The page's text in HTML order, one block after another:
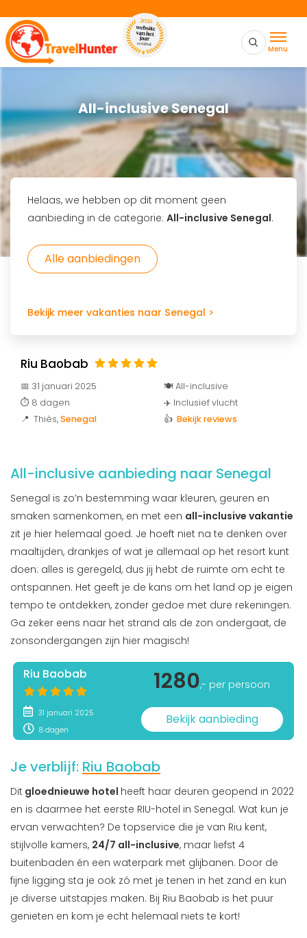
Menu
All-inclusive Senegal
Helaas, we hebben op dit moment geen
aanbieding in de categorie: All-inclusive Senegal.
Alle aanbiedingen
Bekijk meer vakanties naar Senegal >
Riu Baobab
📅 31 januari 2025
⏱️ 8 dagen
📍 Thiès,Senegal
🍽️ All-inclusive
✈️ Inclusief vlucht
👍 Bekijk reviews
All-inclusive aanbieding naar Senegal
Senegal is zo’n bestemming waar kleuren, geuren en
smaken samenkomen, en met een all-inclusive vakantie
zit je hier helemaal goed. Je hoeft niet na te denken over
maaltijden, drankjes of wat je allemaal op het resort kunt
doen: alles is geregeld, dus jij hebt de ruimte om echt te
ontspannen. Het geeft je de kans om het land op je eigen
tempo te ontdekken, zonder gedoe met dure rekeningen.
Ga zeker eens naar het strand als de zon ondergaat, de
zonsondergangen zijn hier magisch!
Riu Baobab
31 januari 2025
8 dagen
1280,- per persoon
Bekijk aanbieding
Je verblijf: Riu Baobab
Dit gloednieuwe hotel heeft haar deuren geopend in 2022
en is daarmee het eerste RIU-hotel in Senegal. Wat kun je
ervan verwachten? De topservice die je van Riu kent,
stijlvolle kamers, 24/7 all-inclusive, maar liefst 4
buitenbaden én een waterpark met glijbanen. Door de
fijne ligging sta je ook zó met je tenen in het zand en kun
je diverse uitstapjes maken. Bij Riu Baobab is het puur
genieten en kom je echt helemaal niets te kort!